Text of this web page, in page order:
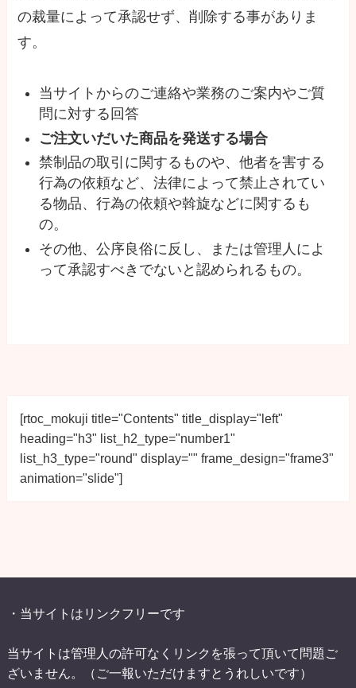
の裁量によって承認せず、削除する事がありま
す。
当サイトからのご連絡や業務のご案内やご質
問に対する回答
ご注文いだいた商品を発送する場合
禁制品の取引に関するものや、他者を害する
行為の依頼など、法律によって禁止されてい
る物品、行為の依頼や斡旋などに関するも
の。
その他、公序良俗に反し、または管理人によ
って承認すべきでないと認められるもの。
[rtoc_mokuji title="Contents" title_display="left"
heading="h3" list_h2_type="number1"
list_h3_type="round" display="" frame_design="frame3"
animation="slide"]
・当サイトはリンクフリーです
当サイトは管理人の許可なくリンクを張って頂いて問題ご
ざいません。（ご一報いただけますとうれしいです）